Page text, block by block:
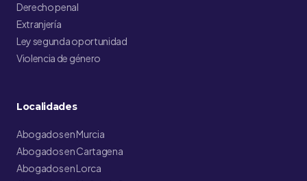
Derecho penal
Extranjería
Ley segunda oportunidad
Violencia de género
Localidades
Abogados en Murcia
Abogados en Cartagena
Abogados en Lorca